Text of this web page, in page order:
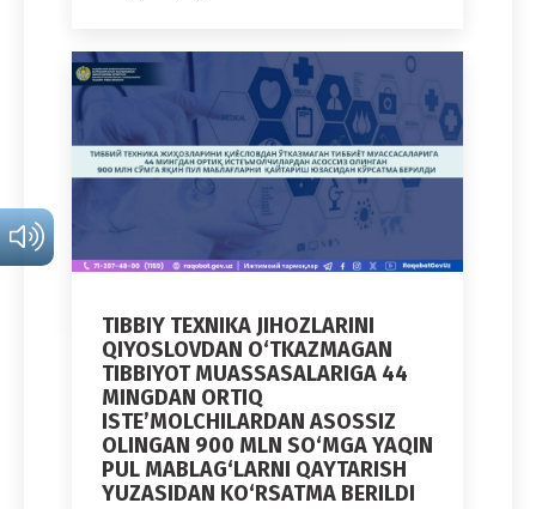
TIBBIY TEXNIKA JIHOZLARINI
QIYOSLOVDAN O‘TKAZMAGAN
TIBBIYOT MUASSASALARIGA 44
MINGDAN ORTIQ
ISTE’MOLCHILARDAN ASOSSIZ
OLINGAN 900 MLN SO‘MGA YAQIN
PUL MABLAG‘LARNI QAYTARISH
YUZASIDAN KO‘RSATMA BERILDI